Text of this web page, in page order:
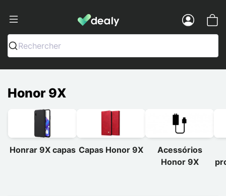
Dealy - Capas e acessórios para
Rechercher
Honor 9X
Honrar 9X capas Capas Honor 9X
Acessórios
Honor 9X